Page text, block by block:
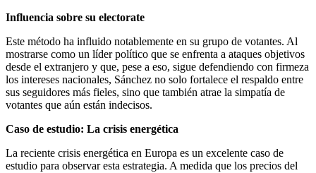
Influencia sobre su electorate
Este método ha influido notablemente en su grupo de votantes. Al
mostrarse como un líder político que se enfrenta a ataques objetivos
desde el extranjero y que, pese a eso, sigue defendiendo con firmeza
los intereses nacionales, Sánchez no solo fortalece el respaldo entre
sus seguidores más fieles, sino que también atrae la simpatía de
votantes que aún están indecisos.
Caso de estudio: La crisis energética
La reciente crisis energética en Europa es un excelente caso de
estudio para observar esta estrategia. A medida que los precios del